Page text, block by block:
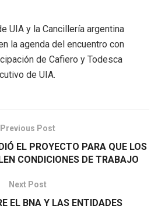
UIA y la Cancillería argentina
la agenda del encuentro con
de Cafiero y Todesca
de UIA.
Previous Post
EL PROYECTO PARA QUE LOS
CONDICIONES DE TRABAJO
Next Post
EL BNA Y LAS ENTIDADES